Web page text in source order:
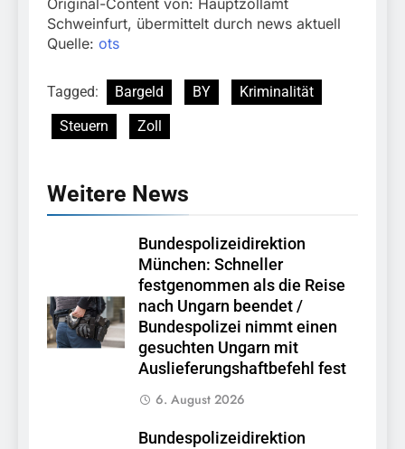
Original-Content von: Hauptzollamt
Schweinfurt, übermittelt durch news aktuell
Quelle: ots
Tagged: Bargeld BY
Kriminalität
Steuern
Zoll
Weitere News
Bundespolizeidirektion
München: Schneller
festgenommen als die Reise
nach Ungarn beendet /
Bundespolizei nimmt einen
gesuchten Ungarn mit
Auslieferungshaftbefehl fest
6. August 2026
Bundespolizeidirektion